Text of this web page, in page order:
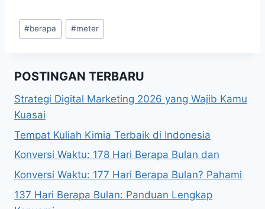
Post
Tags:
#berapa #meter
POSTINGAN TERBARU
Strategi Digital Marketing 2026 yang Wajib Kamu
Kuasai
Tempat Kuliah Kimia Terbaik di Indonesia
Konversi Waktu: 178 Hari Berapa Bulan dan
Konversi Waktu: 177 Hari Berapa Bulan? Pahami
137 Hari Berapa Bulan: Panduan Lengkap